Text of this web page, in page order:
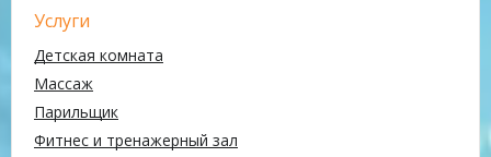
Услуги
Детская комната
Массаж
Парильщик
Фитнес и тренажерный зал